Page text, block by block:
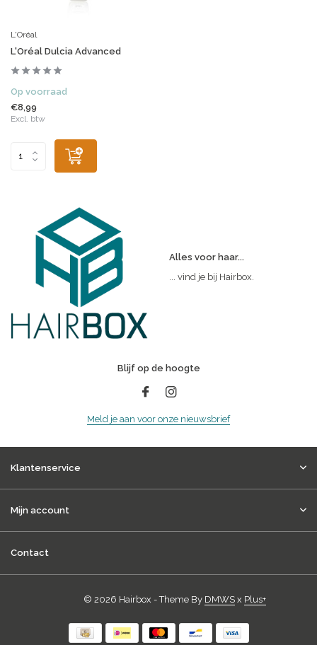
L'Oréal
L'Oréal Dulcia Advanced
Op voorraad
€8,99
Excl. btw
Alles voor haar...
... vind je bij Hairbox.
Blijf op de hoogte
Meld je aan voor onze nieuwsbrief
Klantenservice
Mijn account
Contact
© 2026 Hairbox - Theme By DMWSx Plus+